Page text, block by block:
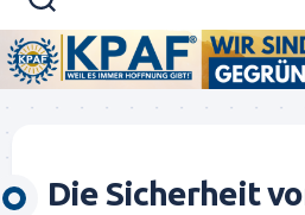
Die Sicherheit